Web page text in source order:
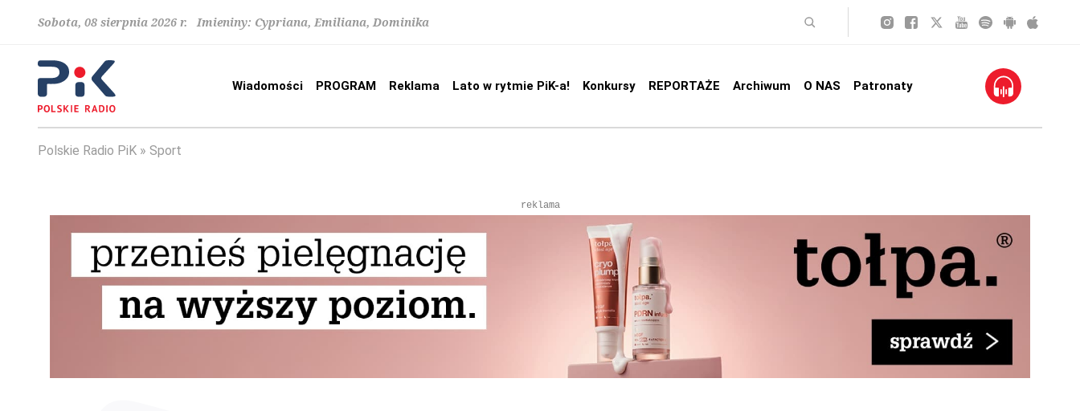
Sobota, 08 sierpnia 2026 r. Imieniny: Cypriana, Emiliana, Dominika
Wiadomości PROGRAM Reklama Lato w rytmie PiK-a! Konkursy REPORTAŻE Archiwum O NAS Patronaty
Polskie Radio PiK Sport
reklama